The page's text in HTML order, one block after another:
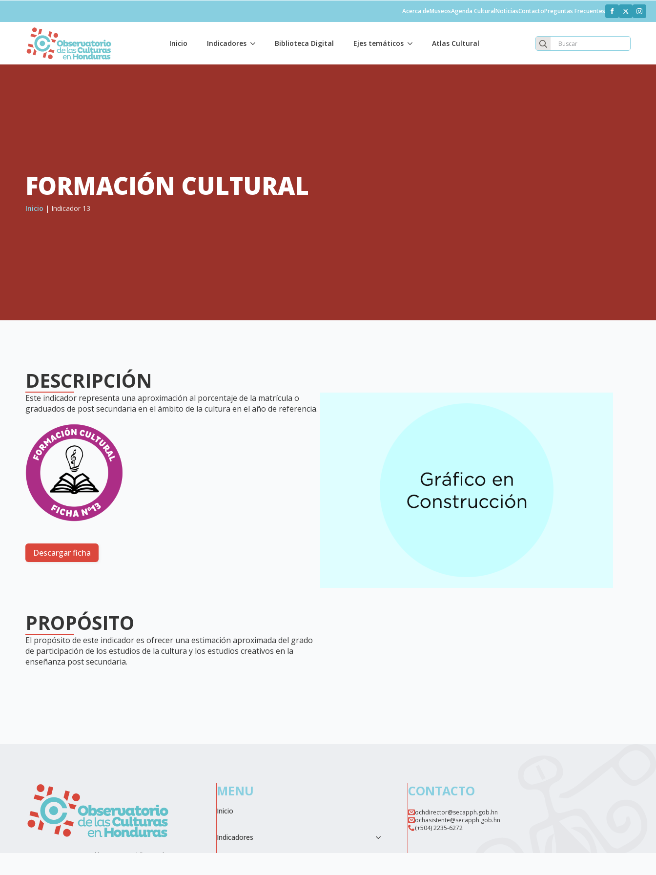
Acerca deMuseosAgenda CulturalNoticiasContactoPreguntas Frecuentes
Inicio Indicadores Biblioteca Digital Ejes temáticos Atlas Cultural
Search
for:
FORMACIÓN CULTURAL
Inicio | Indicador 13
DESCRIPCIÓN
Este indicador representa una aproximación al porcentaje de la matrícula o
graduados de post secundaria en el ámbito de la cultura en el año de referencia.
Descargar ficha
PROPÓSITO
El propósito de este indicador es ofrecer una estimación aproximada del grado
de participación de los estudios de la cultura y los estudios creativos en la
enseñanza post secundaria.
Esquina opuesta a Delikatessen, edificio Mónica
MENU
Inicio
Indicadores
CONTACTO
ochdirector@secapph.gob.hn
ochasistente@secapph.gob.hn
(+504) 2235-6272